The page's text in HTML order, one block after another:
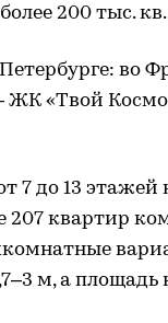
200 тыс.
во
«Твой
до 13 этажей
207 квартир
м, а площадь